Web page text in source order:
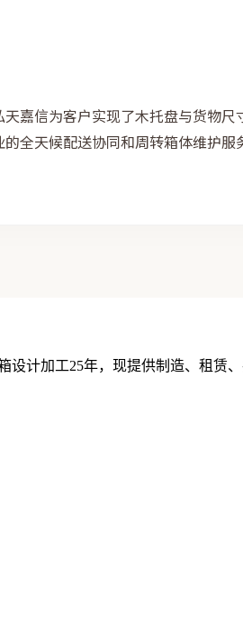
嘉信为客户实现了木托盘与货物
全天候配送协同和周转箱体维护
计加工25年，现提供制造、租赁、